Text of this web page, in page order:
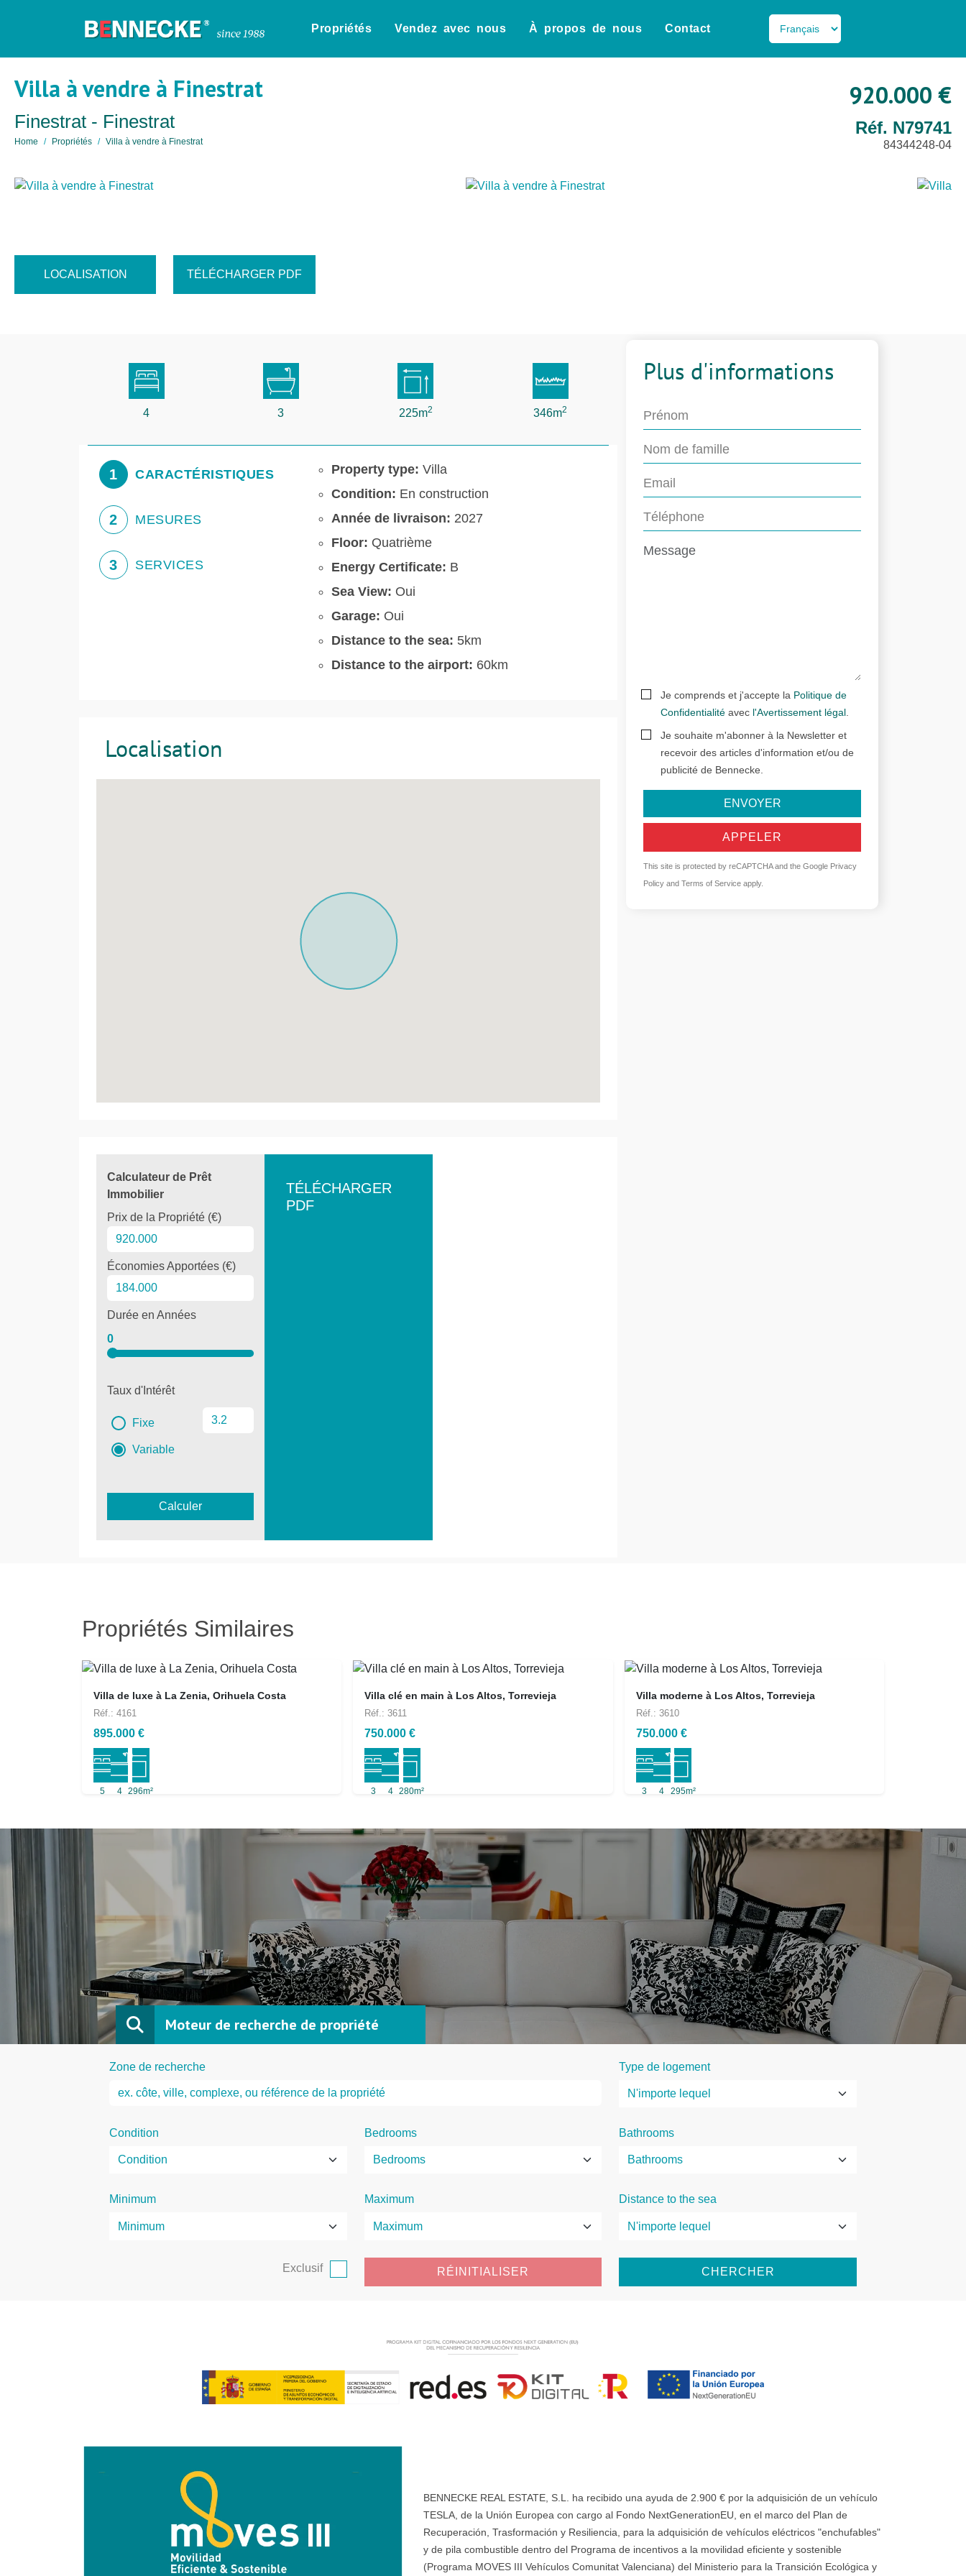
Propriétés Vendez avec nous À propos de nous Contact
Villa à vendre à Finestrat
Finestrat - Finestrat
Home Propriétés Villa à vendre à Finestrat
920.000 €
Réf. N79741
84344248-04
LOCALISATION TÉLÉCHARGER PDF
4 3 225m2 346m2
1 CARACTÉRISTIQUES
2 MESURES
3 SERVICES
Property type: Villa
Condition: En construction
Année de livraison: 2027
Floor: Quatrième
Energy Certificate: B
Sea View: Oui
Garage: Oui
Distance to the sea: 5km
Distance to the airport: 60km
Localisation
Calculateur de Prêt
Immobilier
Prix de la Propriété (€)
Économies Apportées (€)
Durée en Années
0
Taux d'Intérêt
Fixe
Variable
Calculer
TÉLÉCHARGER
PDF
Plus d'informations
Je comprends et j'accepte la Politique de
Confidentialité avec l'Avertissement légal
Je souhaite m'abonner à la Newsletter et
recevoir des articles d'information et/ou de
publicité de Bennecke.
ENVOYER
APPELER
This site is protected by reCAPTCHA and the Google Privacy
Policy andTerms of Service apply.
Propriétés Similaires
Villa de luxe à La Zenia, Orihuela Costa
Réf.: 4161
895.000 €
5 4 296m²
Villa clé en main à Los Altos, Torrevieja
Réf.: 3611
750.000 €
3 4 280m²
Villa moderne à Los Altos, Torrevieja
Réf.: 3610
750.000 €
3 4 295m²
Moteur de recherche de propriété
Zone de recherche Type de logement
Condition Bedrooms Bathrooms
Minimum Maximum Distance to the sea
Exclusif RÉINITIALISER CHERCHER
BENNECKE REAL ESTATE, S.L. ha recibido una ayuda de 2.900 € por la adquisición de un vehículo
TESLA, de la Unión Europea con cargo al Fondo NextGenerationEU, en el marco del Plan de
Recuperación, Trasformación y Resiliencia, para la adquisición de vehículos eléctricos "enchufables"
y de pila combustible dentro del Programa de incentivos a la movilidad eficiente y sostenible
(Programa MOVES III Vehículos Comunitat Valenciana) del Ministerio para la Transición Ecológica y